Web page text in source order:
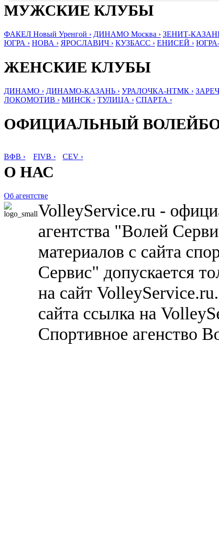
МУЖСКИЕ КЛУБЫ
ФАКЕЛ Новый Уренгой › ДИНАМО Москва › ЗЕНИТ-
ЮГРА › НОВА › ЯРОСЛАВИЧ › КУЗБАСС › ЕНИСЕЙ ›
ЖЕНСКИЕ КЛУБЫ
ДИНАМО › ДИНАМО-КАЗАНЬ › УРАЛОЧКА-НТМК ›
ЛОКОМОТИВ › МИНСК › ТУЛИЦА › СПАРТА ›
ОФИЦИАЛЬНЫЙ
ВФВ › FIVB › CEV ›
О НАС
Об агентстве
VolleyService.ru -
агентства "Волей
материалов с сайта
Сервис" допускается
на сайт
сайта ссылка на
Спортивное агенство